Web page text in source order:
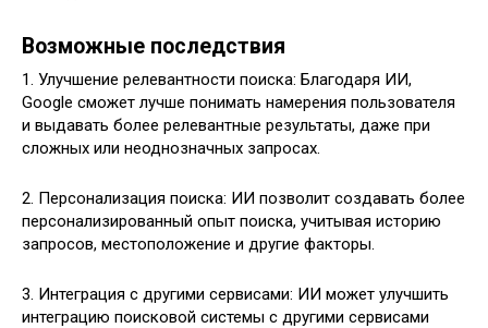
Возможные последствия
1. Улучшение релевантности поиска: Благодаря ИИ,
Google сможет лучше понимать намерения пользователя
и выдавать более релевантные результаты, даже при
сложных или неоднозначных запросах.
2. Персонализация поиска: ИИ позволит создавать более
персонализированный опыт поиска, учитывая историю
запросов, местоположение и другие факторы.
3. Интеграция с другими сервисами: ИИ может улучшить
интеграцию поисковой системы с другими сервисами